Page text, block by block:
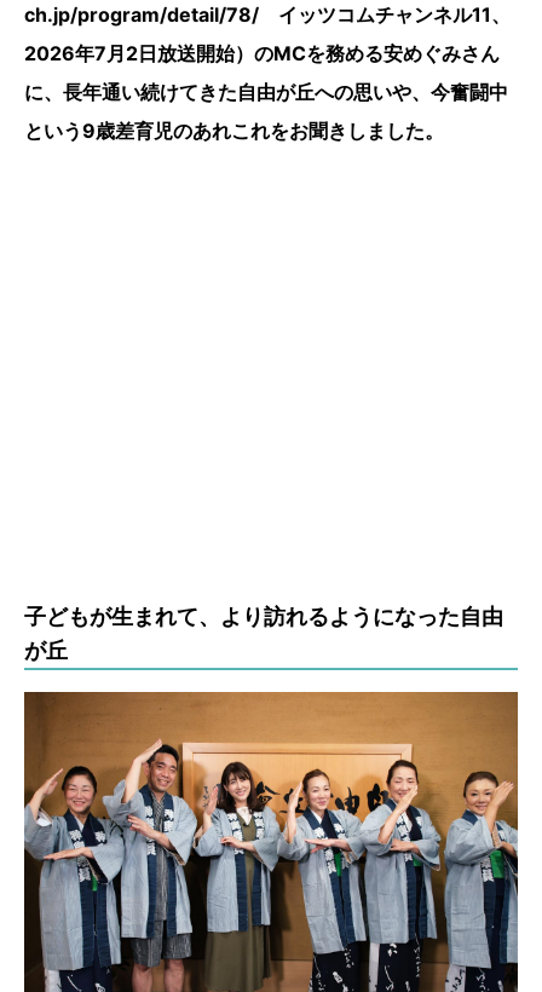
ch.jp/program/detail/78/ イッツコムチャンネル11、
2026年7月2日放送開始）のMCを務める安めぐみさん
に、長年通い続けてきた自由が丘への思いや、今奮闘中
という9歳差育児のあれこれをお聞きしました。
子どもが生まれて、より訪れるようになった自由
が丘